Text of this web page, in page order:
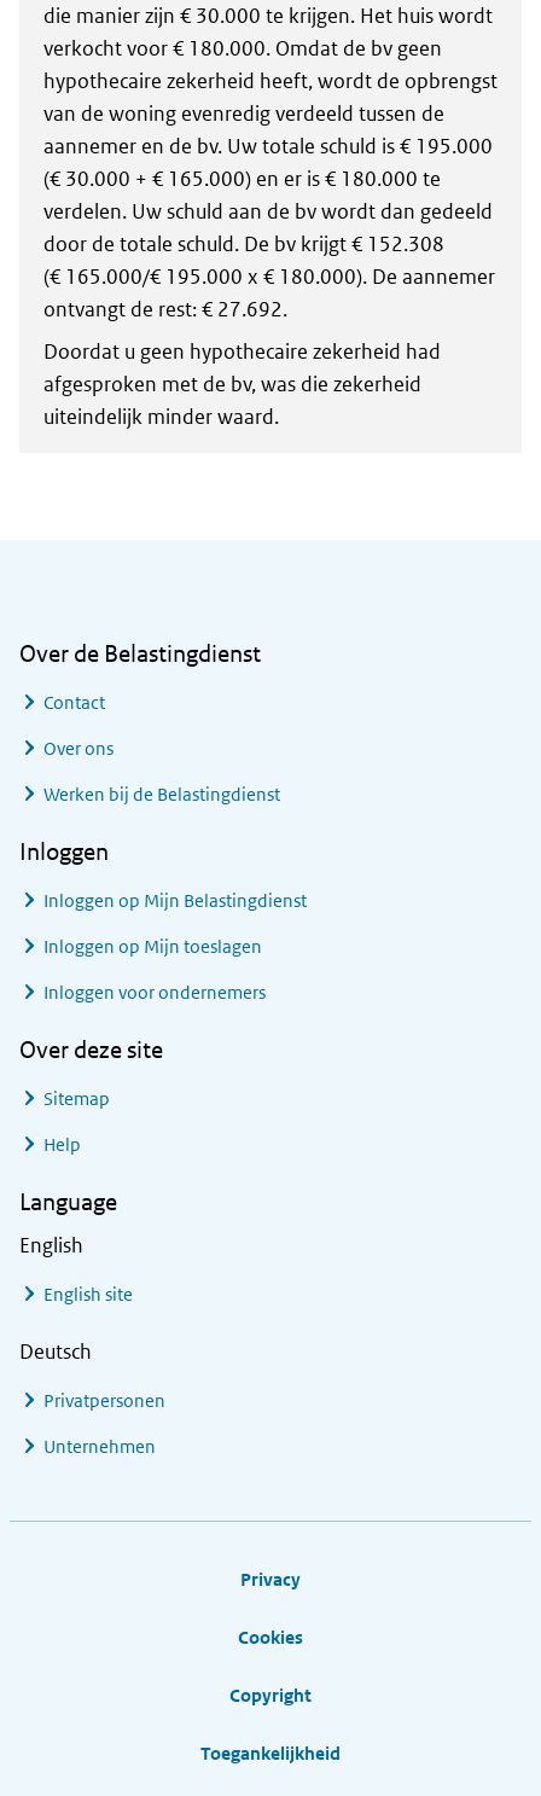
die manier zijn € 30.000 te krijgen. Het huis wordt
verkocht voor € 180.000. Omdat de bv geen
hypothecaire zekerheid heeft, wordt de opbrengst
van de woning evenredig verdeeld tussen de
aannemer en de bv. Uw totale schuld is € 195.000
(€ 30.000 + € 165.000) en er is € 180.000 te
verdelen. Uw schuld aan de bv wordt dan gedeeld
door de totale schuld. De bv krijgt € 152.308
(€ 165.000/€ 195.000 x € 180.000). De aannemer
ontvangt de rest: € 27.692.
Doordat u geen hypothecaire zekerheid had
afgesproken met de bv, was die zekerheid
uiteindelijk minder waard.
Over de Belastingdienst
Contact
Over ons
Werken bij de Belastingdienst
Inloggen
Inloggen op Mijn Belastingdienst
Inloggen op Mijn toeslagen
Inloggen voor ondernemers
Over deze site
Sitemap
Help
Language
English
English site
Deutsch
Privatpersonen
Unternehmen
Privacy
Cookies
Copyright
Toegankelijkheid